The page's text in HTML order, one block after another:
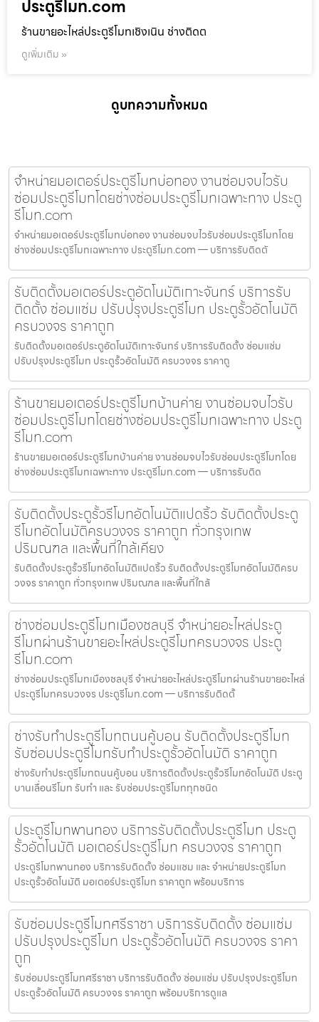
ประตูรีโมท.com
ร้านขายอะไหล่ประตูรีโมทเชิงเนิน ช่างติดต
ดูเพิ่มเติม »
ดูบทความทั้งหมด
จำหน่ายมอเตอร์ประตูรีโมทบ่อทอง งานซ่อมจบไวรับ
ซ่อมประตูรีโมทโดยช่างซ่อมประตูรีโมทเฉพาะทาง ประตู
รีโมท.com
จำหน่ายมอเตอร์ประตูรีโมทบ่อทอง งานซ่อมจบไวรับซ่อมประตูรีโมทโดย
ช่างซ่อมประตูรีโมทเฉพาะทาง ประตูรีโมท.com — บริการรับติดตั
รับติดตั้งมอเตอร์ประตูอัตโนมัติเกาะจันทร์ บริการรับ
ติดตั้ง ซ่อมแซ่ม ปรับปรุงประตูรีโมท ประตูรั้วอัตโนมัติ
ครบวงจร ราคาถูก
รับติดตั้งมอเตอร์ประตูอัตโนมัติเกาะจันทร์ บริการรับติดตั้ง ซ่อมแซ่ม
ปรับปรุงประตูรีโมท ประตูรั้วอัตโนมัติ ครบวงจร ราคาถู
ร้านขายมอเตอร์ประตูรีโมทบ้านค่าย งานซ่อมจบไวรับ
ซ่อมประตูรีโมทโดยช่างซ่อมประตูรีโมทเฉพาะทาง ประตู
รีโมท.com
ร้านขายมอเตอร์ประตูรีโมทบ้านค่าย งานซ่อมจบไวรับซ่อมประตูรีโมทโดย
ช่างซ่อมประตูรีโมทเฉพาะทาง ประตูรีโมท.com — บริการรับติด
รับติดตั้งประตูรั้วรีโมทอัตโนมัติแปดริ้ว รับติดตั้งประตู
รีโมทอัตโนมัติครบวงจร ราคาถูก ทั่วกรุงเทพ
ปริมณฑล และพื้นที่ใกล้เคียง
รับติดตั้งประตูรั้วรีโมทอัตโนมัติแปดริ้ว รับติดตั้งประตูรีโมทอัตโนมัติครบ
วงจร ราคาถูก ทั่วกรุงเทพ ปริมณฑล และพื้นที่ใกล้
ช่างซ่อมประตูรีโมทเมืองชลบุรี จำหน่ายอะไหล่ประตู
รีโมทผ่านร้านขายอะไหล่ประตูรีโมทครบวงจร ประตู
รีโมท.com
ช่างซ่อมประตูรีโมทเมืองชลบุรี จำหน่ายอะไหล่ประตูรีโมทผ่านร้านขายอะไหล่
ประตูรีโมทครบวงจร ประตูรีโมท.com — บริการรับติดตั้
ช่างรับทำประตูรีโมทถนนคู้บอน รับติดตั้งประตูรีโมท
รับซ่อมประตูรีโมทรับทำประตูรั้วอัตโนมัติ ราคาถูก
ช่างรับทำประตูรีโมทถนนคู้บอน บริการติดตั้งประตูรั้วรีโมทอัตโนมัติ ประตู
บานเลื่อนรีโมท รับทำ และ รับซ่อมประตูรีโมททุกชนิด
ประตูรีโมทพานทอง บริการรับติดตั้งประตูรีโมท ประตู
รั้วอัตโนมัติ มอเตอร์ประตูรีโมท ครบวงจร ราคาถูก
ประตูรีโมทพานทอง บริการรับติดตั้ง ซ่อมแซม และ จำหน่ายประตูรีโมท
ประตูรั้วอัตโนมัติ มอเตอร์ประตูรีโมท ราคาถูก พร้อมบริการ
รับซ่อมประตูรีโมทศรีราชา บริการรับติดตั้ง ซ่อมแซ่ม
ปรับปรุงประตูรีโมท ประตูรั้วอัตโนมัติ ครบวงจร ราคา
ถูก
รับซ่อมประตูรีโมทศรีราชา บริการรับติดตั้ง ซ่อมแซ่ม ปรับปรุงประตูรีโมท
ประตูรั้วอัตโนมัติ ครบวงจร ราคาถูก พร้อมบริการดูแล